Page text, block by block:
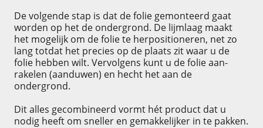
De volgende stap is dat de folie gemonteerd gaat
worden op het de ondergrond. De lijmlaag maakt
het mogelijk om de folie te herpositioneren, net zo
lang totdat het precies op de plaats zit waar u de
folie hebben wilt. Vervolgens kunt u de folie aan-
rakelen (aanduwen) en hecht het aan de
ondergrond.
Dit alles gecombineerd vormt hét product dat u
nodig heeft om sneller en gemakkelijker in te pakken.